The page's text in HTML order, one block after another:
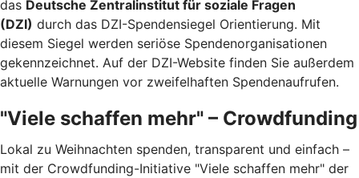
das Deutsche Zentralinstitut für soziale Fragen
(DZI) durch das DZI-Spendensiegel Orientierung. Mit
diesem Siegel werden seriöse Spendenorganisationen
gekennzeichnet. Auf der DZI-Website finden Sie außerdem
aktuelle Warnungen vor zweifelhaften Spendenaufrufen.
"Viele schaffen mehr" – Crowdfunding
Lokal zu Weihnachten spenden, transparent und einfach –
mit der Crowdfunding-Initiative "Viele schaffen mehr" der